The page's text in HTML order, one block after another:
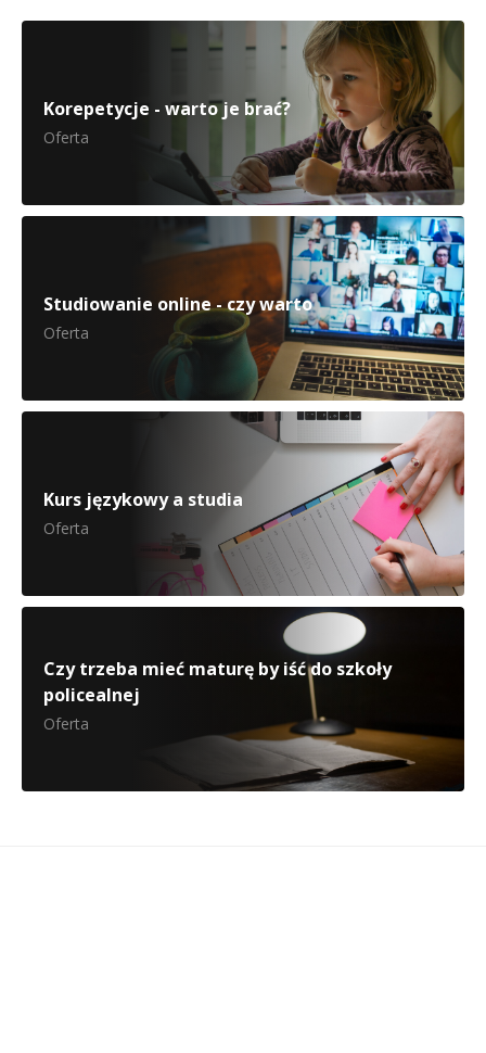
Korepetycje - warto je brać?
Oferta
Studiowanie online - czy warto
Oferta
Kurs językowy a studia
Oferta
Czy trzeba mieć maturę by iść do szkoły
policealnej
Oferta